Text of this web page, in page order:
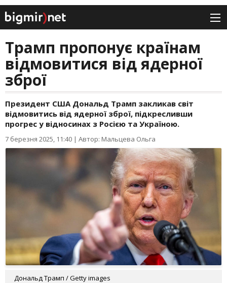
Трамп пропонує країнам
відмовитися від ядерної
зброї
Президент США Дональд Трамп закликав світ
відмовитись від ядерної зброї, підкресливши
прогрес у відносинах з Росією та Україною.
7 березня 2025, 11:40 | Автор: Мальцева Ольга
Дональд Трамп / Getty images